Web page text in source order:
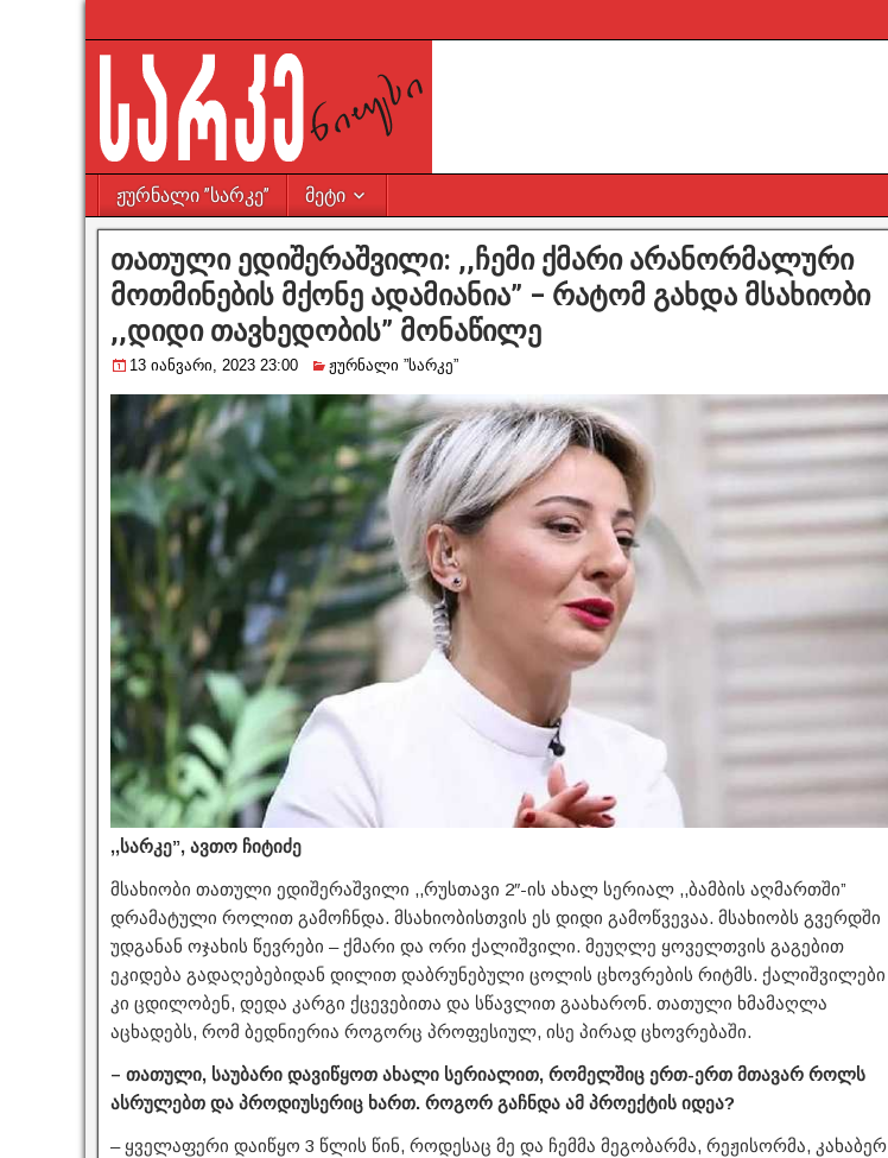
ჟურნალი ”სარკე” მეტი
თათული ედიშერაშვილი: ,,ჩემი ქმარი არანორმალური
მოთმინების მქონე ადამიანია” – რატომ გახდა მსახიობი
,,დიდი თავხედობის” მონაწილე
13 იანვარი, 2023 23:00 ჟურნალი ”სარკე”
,,სარკე”, ავთო ჩიტიძე
მსახიობი თათული ედიშერაშვილი ,,რუსთავი 2″-ის ახალ სერიალ ,,ბამბის აღმართში”
დრამატული როლით გამოჩნდა. მსახიობისთვის ეს დიდი გამოწვევაა. მსახიობს გვერდში
უდგანან ოჯახის წევრები – ქმარი და ორი ქალიშვილი. მეუღლე ყოველთვის გაგებით
ეკიდება გადაღებებიდან დილით დაბრუნებული ცოლის ცხოვრების რიტმს. ქალიშვილები
კი ცდილობენ, დედა კარგი ქცევებითა და სწავლით გაახარონ. თათული ხმამაღლა
აცხადებს, რომ ბედნიერია როგორც პროფესიულ, ისე პირად ცხოვრებაში.
– თათული, საუბარი დავიწყოთ ახალი სერიალით, რომელშიც ერთ-ერთ მთავარ როლს
ასრულებთ და პროდიუსერიც ხართ. როგორ გაჩნდა ამ პროექტის იდეა?
– ყველაფერი დაიწყო 3 წლის წინ, როდესაც მე და ჩემმა მეგობარმა, რეჟისორმა, კახაბერ